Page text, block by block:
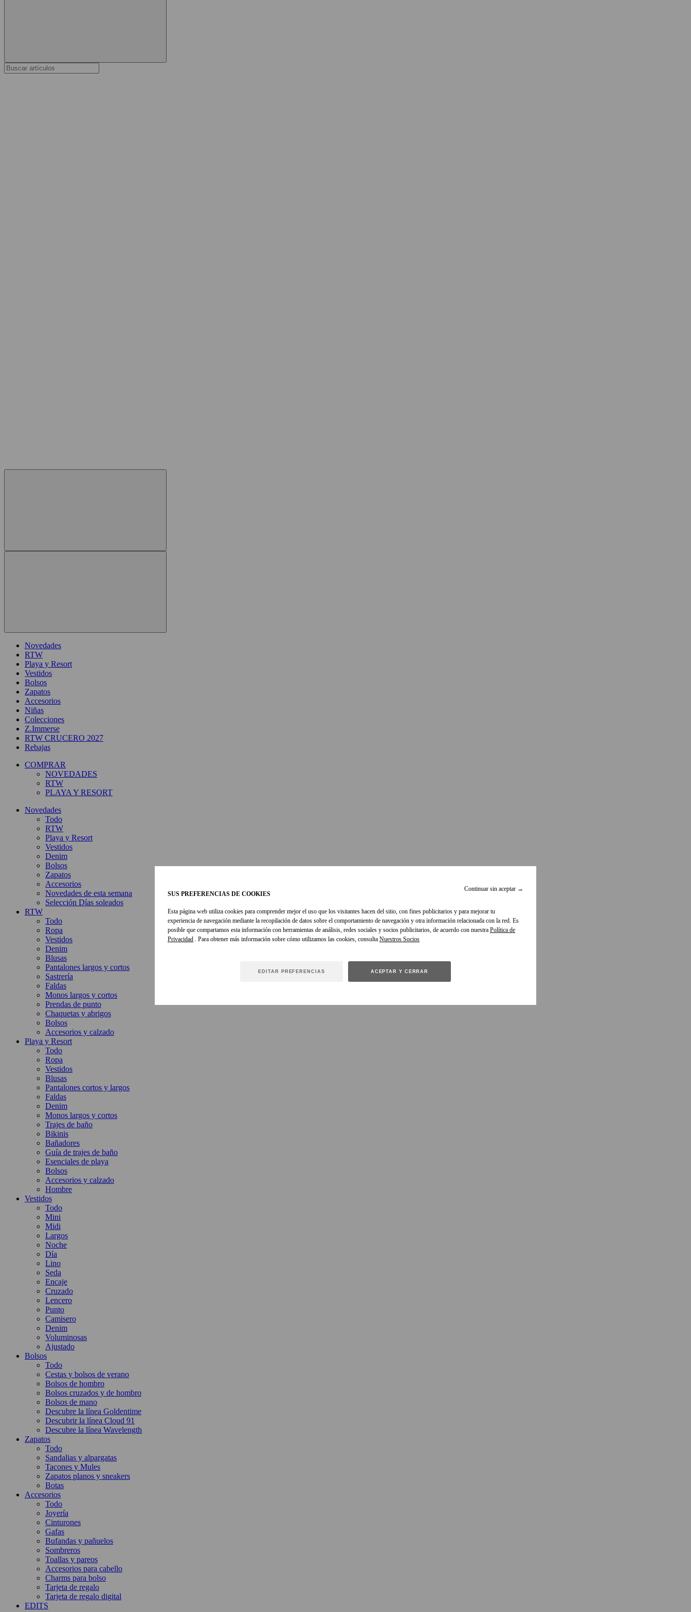
Continuar sin aceptar →
SUS PREFERENCIAS DE COOKIES
Esta página web utiliza cookies para comprender mejor el uso que los visitantes hacen del sitio, con fines publicitarios y para mejorar tu
experiencia de navegación mediante la recopilación de datos sobre el comportamiento de navegación y otra información relacionada con la red. Es
posible que compartamos esta información con herramientas de análisis, redes sociales y socios publicitarios, de acuerdo con nuestra Política de
Privacidad . Para obtener más información sobre cómo utilizamos las cookies, consulta
EDITAR PREFERENCIAS ACEPTAR Y CERRAR
Novedades
RTW
Playa y Resort
Vestidos
Bolsos
Zapatos
Accesorios
Niñas
Colecciones
Z.Immerse
RTW CRUCERO 2027
Rebajas
COMPRAR
NOVEDADES
RTW
PLAYA Y RESORT
Novedades
Todo
RTW
Playa y Resort
Vestidos
Denim
Bolsos
Zapatos
Accesorios
Novedades de esta semana
Selección Días soleados
RTW
Todo
Ropa
Vestidos
Denim
Blusas
Pantalones largos y cortos
Sastrería
Faldas
Monos largos y cortos
Prendas de punto
Chaquetas y abrigos
Bolsos
Accesorios y calzado
Playa y Resort
Todo
Ropa
Vestidos
Blusas
Pantalones cortos y largos
Faldas
Denim
Monos largos y cortos
Trajes de baño
Bikinis
Bañadores
Guía de trajes de baño
Esenciales de playa
Bolsos
Accesorios y calzado
Hombre
Vestidos
Todo
Mini
Midi
Largos
Noche
Día
Lino
Seda
Encaje
Cruzado
Lencero
Punto
Camisero
Denim
Voluminosas
Ajustado
Bolsos
Todo
Cestas y bolsos de verano
Bolsos de hombro
Bolsos cruzados y de hombro
Bolsos de mano
Descubre la línea Goldentime
Descubrir la línea Cloud 91
Descubre la línea Wavelength
Zapatos
Todo
Sandalias y alpargatas
Tacones y Mules
Zapatos planos y sneakers
Botas
Accesorios
Todo
Joyería
Cinturones
Gafas
Bufandas y pañuelos
Sombreros
Toallas y pareos
Accesorios para cabello
Charms para bolso
Tarjeta de regalo
Tarjeta de regalo digital
EDITS